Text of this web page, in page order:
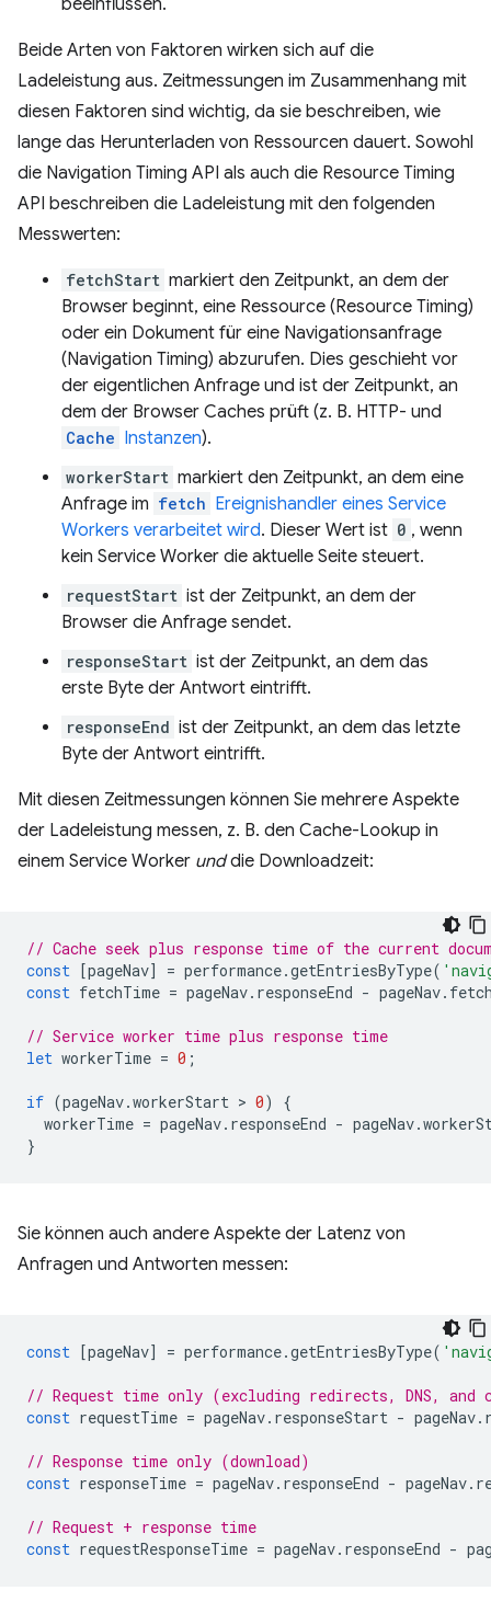
beeinflussen.
Beide Arten von Faktoren wirken sich auf die
Ladeleistung aus. Zeitmessungen im Zusammenhang mit
diesen Faktoren sind wichtig, da sie beschreiben, wie
lange das Herunterladen von Ressourcen dauert. Sowohl
die Navigation Timing API als auch die Resource Timing
API beschreiben die Ladeleistung mit den folgenden
Messwerten:
fetchStart markiert den Zeitpunkt, an dem der
Browser beginnt, eine Ressource (Resource Timing)
oder ein Dokument für eine Navigationsanfrage
(Navigation Timing) abzurufen. Dies geschieht vor
der eigentlichen Anfrage und ist der Zeitpunkt, an
dem der Browser Caches prüft (z. B. HTTP- und
Cache Instanzen).
workerStart markiert den Zeitpunkt, an dem eine
Anfrage im fetch Ereignishandler eines Service
Workers verarbeitet wird. Dieser Wert ist 0 , wenn
kein Service Worker die aktuelle Seite steuert.
requestStart ist der Zeitpunkt, an dem der
Browser die Anfrage sendet.
responseStart ist der Zeitpunkt, an dem das
erste Byte der Antwort eintrifft.
responseEnd ist der Zeitpunkt, an dem das letzte
Byte der Antwort eintrifft.
Mit diesen Zeitmessungen können Sie mehrere Aspekte
der Ladeleistung messen, z. B. den Cache-Lookup in
einem Service Worker unddie Downloadzeit:
// Cache seek plus response time of the current
const
[pageNav] = performance.getEntriesByType(
const fetchTime = pageNav. responseEnd - pageNav.
// Service worker time plus response time
let workerTime = 0 ;
if (pageNav.workerStart > 0)
{
workerTime = pageNav. responseEnd - pageNav.
}
Sie können auch andere Aspekte der Latenz von
Anfragen und Antworten messen:
const [pageNav] = performance.getEntriesByType(
// Request time only (excluding redirects, DNS, and
const requestTime = pageNav. responseStart - pageNav.
// Response time only (download)
const responseTime = pageNav. responseEnd - pageNav.
// Request + response time
const requestResponseTime = pageNav. responseEnd -